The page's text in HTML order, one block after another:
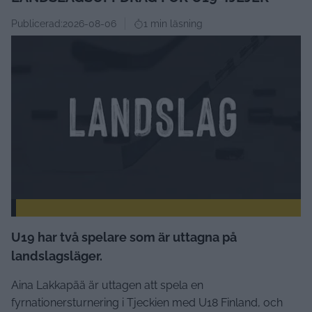
Publicerad:2026-08-06 1 min läsning
U19 har två spelare som är uttagna på
landslagsläger.
Aina Lakkapää är uttagen att spela en
fyrnationersturnering i Tjeckien med U18 Finland, och